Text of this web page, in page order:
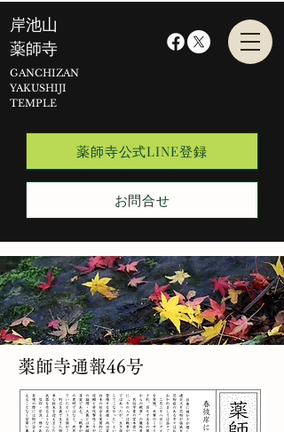
薬師寺公式LINE登録
お問合せ
​岸池山
薬師寺
GANCHIZAN
YAKUSHIJI
TEMPLE
薬師寺通報46号